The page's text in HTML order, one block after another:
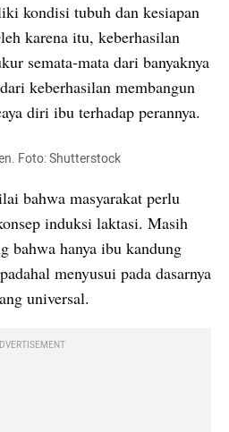
kondisi tubuh dan kesiapan
karena itu, keberhasilan
semata-mata dari banyaknya
keberhasilan membangun
diri ibu terhadap perannya.
Foto: Shutterstock
bahwa masyarakat perlu
induksi laktasi. Masih
bahwa hanya ibu kandung
menyusui pada dasarnya
universal.